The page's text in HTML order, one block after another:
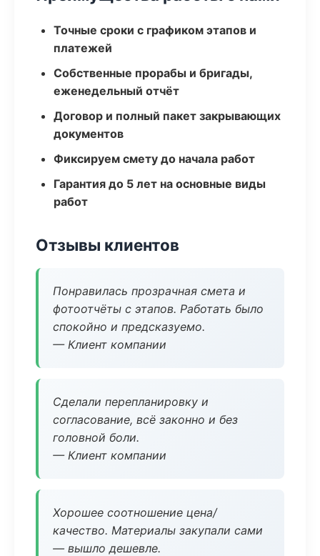
Точные сроки с графиком этапов и
платежей
Собственные прорабы и бригады,
еженедельный отчёт
Договор и полный пакет закрывающих
документов
Фиксируем смету до начала работ
Гарантия до 5 лет на основные виды
работ
Отзывы клиентов
Понравилась прозрачная смета и
фотоотчёты с этапов. Работать было
спокойно и предсказуемо.
— Клиент компании
Сделали перепланировку и
согласование, всё законно и без
головной боли.
— Клиент компании
Хорошее соотношение цена/
качество. Материалы закупали сами
— вышло дешевле.